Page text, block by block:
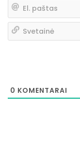
0 KOMENTARAI